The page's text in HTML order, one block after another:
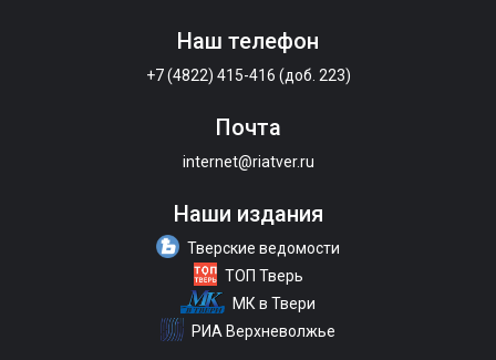
Наш телефон
+7 (4822) 415-416 (доб. 223)
Почта
internet@riatver.ru
Наши издания
Тверские ведомости
ТОП Тверь
МК в Твери
РИА Верхневолжье